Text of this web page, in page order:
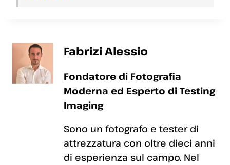
Fabrizi Alessio
Fondatore di Fotografia
Moderna ed Esperto di Testing
Imaging
Sono un fotografo e tester di
attrezzatura con oltre dieci anni
di esperienza sul campo. Nel